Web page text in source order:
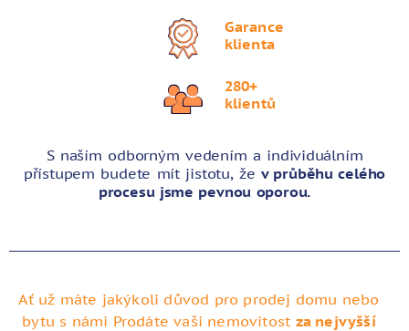
Garance
klienta
280+
klientů
S naším odborným vedením a individuálním
přístupem budete mít jistotu, žev průběhu celého
procesu jsme pevnou oporou.
Ať už máte jakýkoli důvod pro prodej domu nebo
bytu s námi Prodáte vaši nemovitost za nejvyšší